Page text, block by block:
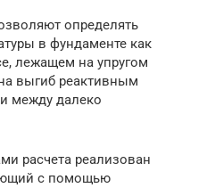
определять
в фундаменте как
лежащем на упругом
выгиб реактивным
между далеко
расчета реализован
с помощью